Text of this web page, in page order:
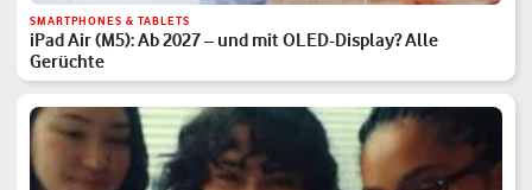
SMARTPHONES & TABLETS
iPad Air (M5): Ab 2027 – und mit OLED-Display? Alle
Gerüchte